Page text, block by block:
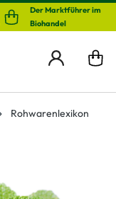
Der Marktführer im
Biohandel
Rohwarenlexikon